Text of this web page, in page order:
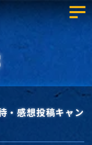
・感想投稿キャン